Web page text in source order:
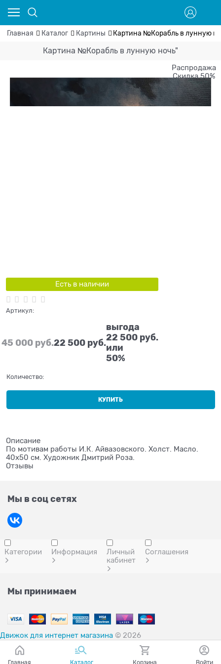
Главная Каталог Картины Картина №Корабль в лунную
Картина №Корабль в лунную ночь"
Распродажа
Скидка 50%
Есть в наличии
Артикул:
45 000 руб.22 500 руб.
выгода
22 500 руб.
или
50%
Количество:
КУПИТЬ
Описание
По мотивам работы И.К. Айвазовского. Холст. Масло.
40х50 см. Художник Дмитрий Роза.
Отзывы
Мы в соц сетях
Категории Информация
Личный
кабинет
Соглашения
Мы принимаем
Движок для интернет магазина © 2026
Главная Каталог Корзина Войти